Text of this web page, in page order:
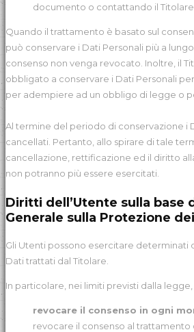
documento o contattando il Titolare.
Quando il trattamento è basato sul
può conservare i Dati Personali più a
consenso non venga revocato. Inoltre, il
obbligato a conservare i Dati Personali
per adempiere ad un obbligo di legge o
Al termine del periodo di conservazione i
cancellati. Pertanto, allo spirare di tale
cancellazione, rettificazione ed il diritto
non potranno più essere esercitati.
Diritti dell’Utente sulla base
Generale sulla Protezione
Gli Utenti possono esercitare determinati
Dati trattati dal Titolare.
In particolare, nei limiti previsti dalla
revocare il consenso in ogni
revocare il consenso al trattamento